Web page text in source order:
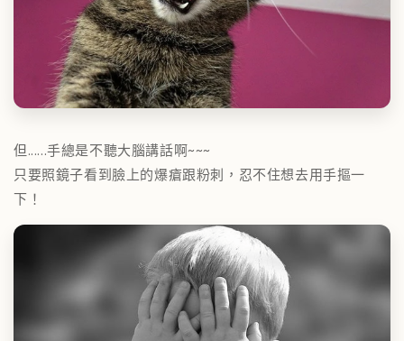
但......手總是不聽大腦講話啊~~~
只要照鏡子看到臉上的爆瘡跟粉刺，忍不住想去用手摳一
下！